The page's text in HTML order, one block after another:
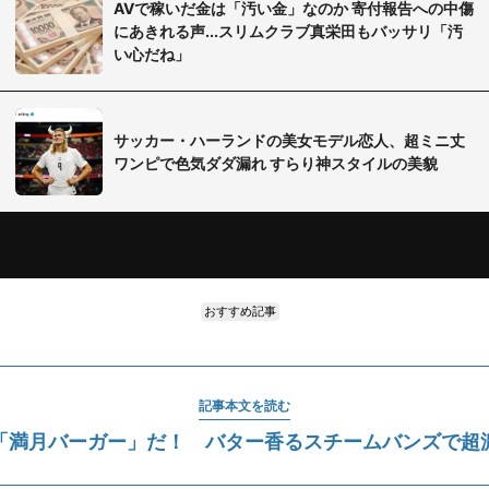
AVで稼いだ金は「汚い金」なのか 寄付報告への中傷
にあきれる声...スリムクラブ真栄田もバッサリ「汚
い心だね」
サッカー・ハーランドの美女モデル恋人、超ミニ丈
ワンピで色気ダダ漏れ すらり神スタイルの美貌
おすすめ記事
記事本文を読む
満月バーガー」だ！ バター香るスチームバンズで超